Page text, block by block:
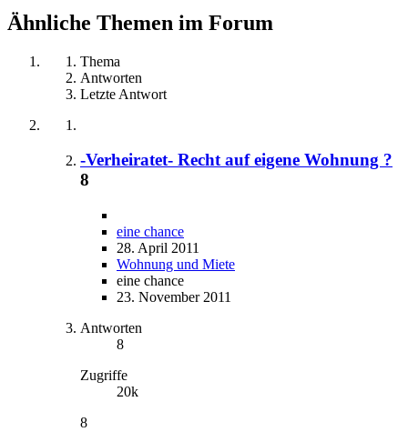
Ähnliche Themen im Forum
Thema
Antworten
Letzte Antwort
-Verheiratet- Recht auf eigene Wohnung ?
8
eine chance
28. April 2011
Wohnung und Miete
eine chance
23. November 2011
Antworten
8
Zugriffe
20k
8